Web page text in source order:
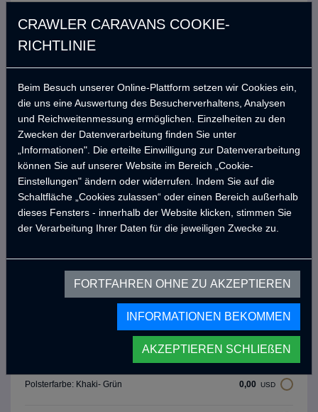
Hauptbettfläche (195 x 190 cm)
Zweite Bettfläche (165 x 60 cm)
Außenfarbe: Silber-Grau (Heper1)
(Matt, Rau)
0,00USD
0,00USD
Polsterfarbe: Khaki- Grün 0,00 USD
CRAWLER CARAVANS COOKIE-
RICHTLINIE
Beim Besuch unserer Online-Plattform setzen wir Cookies ein,
die uns eine Auswertung des Besucherverhaltens, Analysen
und Reichweitenmessung ermöglichen. Einzelheiten zu den
Zwecken der Datenverarbeitung finden Sie unter
„Informationen". Die erteilte Einwilligung zur Datenverarbeitung
können Sie auf unserer Website im Bereich „Cookie-
Einstellungen" ändern oder widerrufen. Indem Sie auf die
Schaltfläche „Cookies zulassen“ oder einen Bereich außerhalb
dieses Fensters - innerhalb der Website klicken, stimmen Sie
der Verarbeitung Ihrer Daten für die jeweiligen Zwecke zu.
FORTFAHREN OHNE ZU AKZEPTIEREN
INFORMATIONEN BEKOMMEN
AKZEPTIEREN SCHLIEßEN